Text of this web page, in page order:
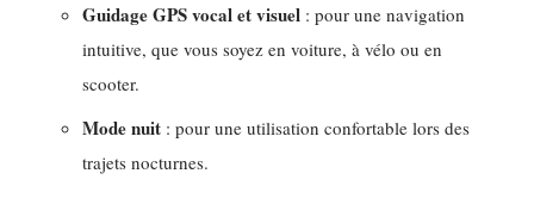
Guidage GPS vocal et visuel : pour une navigation
intuitive, que vous soyez en voiture, à vélo ou en
scooter.
Mode nuit : pour une utilisation confortable lors des
trajets nocturnes.